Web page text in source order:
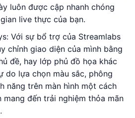
luôn được cập nhanh chóng
live thực của bạn.
Với sự bổ trợ của Streamlabs
chỉnh giao diện của mình bằng
đề, hay lớp phủ đồ họa khác
do lựa chọn màu sắc, phông
năng trên màn hình một cách
mang đến trải nghiệm thỏa mãn